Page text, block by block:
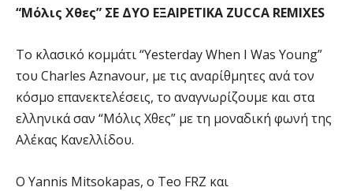
“Μόλις Χθες” ΣΕ ΔΥΟ ΕΞΑΙΡΕΤΙΚΑ ZUCCA REMIXES
Το κλασικό κομμάτι “Yesterday When I Was Young”
του Charles Aznavour, με τις αναρίθμητες ανά τον
κόσμο επανεκτελέσεις, το αναγνωρίζουμε και στα
ελληνικά σαν “Μόλις Χθες” με τη μοναδική φωνή της
Αλέκας Κανελλίδου.
Ο Yannis Mitsokapas, ο Teo FRZ και